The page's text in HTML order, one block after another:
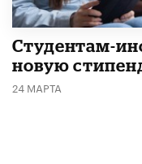
Студентам-
новую
24 МАРТА